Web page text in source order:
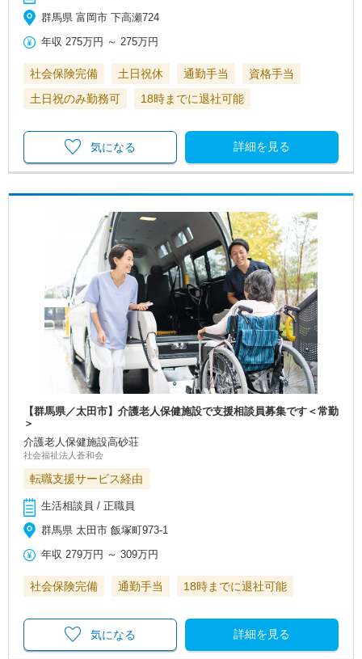
群馬県 富岡市 下高瀬724
年収 275万円 ～ 275万円
社会保険完備 土日祝休 通勤手当
資格手当
土日祝のみ勤務可
18時までに退社可能
詳細を見る
気になる
【群馬県／太田市】介護老人保健施設で支援相談員募集です＜常勤
＞
介護老人保健施設高砂荘
社会福祉法人蒼和会
転職支援サービス経由
生活相談員 / 正職員
群馬県 太田市 飯塚町973-1
年収 279万円 ～309万円
社会保険完備 通勤手当 18時までに退社可能
詳細を見る
気になる